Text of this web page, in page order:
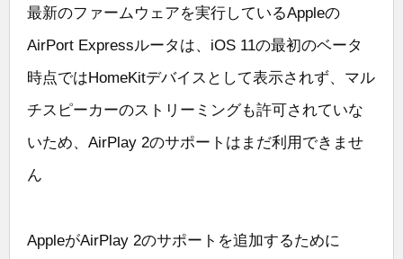
最新のファームウェアを実行しているAppleの
AirPort Expressルータは、iOS 11の最初のベータ
時点ではHomeKitデバイスとして表示されず、マル
チスピーカーのストリーミングも許可されていな
いため、AirPlay 2のサポートはまだ利用できませ
ん
AppleがAirPlay 2のサポートを追加するために